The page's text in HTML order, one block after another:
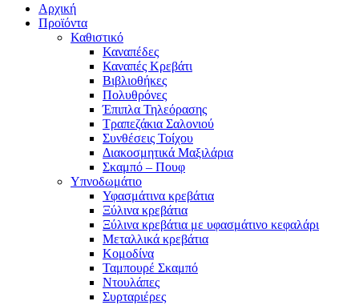
Αρχική
Προϊόντα
Καθιστικό
Καναπέδες
Καναπές Κρεβάτι
Βιβλιοθήκες
Πολυθρόνες
Έπιπλα Τηλεόρασης
Τραπεζάκια Σαλονιού
Συνθέσεις Τοίχου
Διακοσμητικά Μαξιλάρια
Σκαμπό – Πουφ
Υπνοδωμάτιο
Υφασμάτινα κρεβάτια
Ξύλινα κρεβάτια
Ξύλινα κρεβάτια με υφασμάτινο κεφαλάρι
Mεταλλικά κρεβάτια
Κομοδίνα
Ταμπουρέ Σκαμπό
Ντουλάπες
Συρταριέρες